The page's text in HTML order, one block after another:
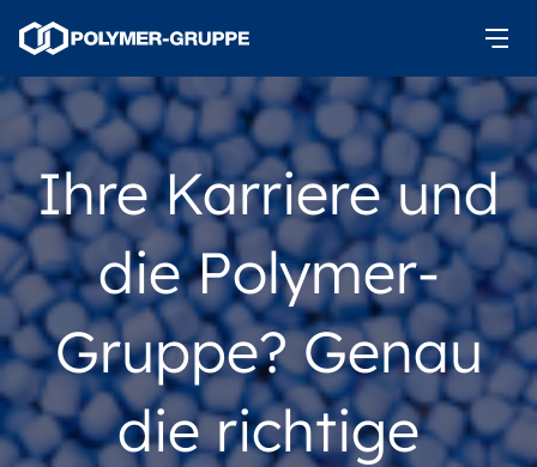
Ihre Karriere und
die Polymer-
Gruppe? Genau
die richtige